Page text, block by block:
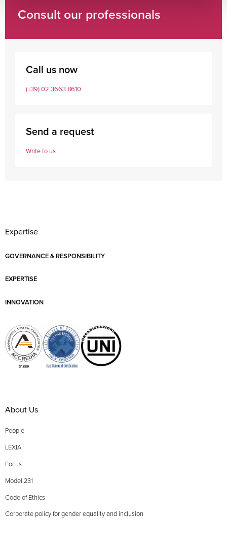
Consult our professionals
Call us now
(+39) 02 3663 8610
Send a request
Write to us
Expertise
GOVERNANCE & RESPONSIBILITY
EXPERTISE
INNOVATION
About Us
People
LEXIA
Focus
Model 231
Code of Ethics
Corporate policy for gender equality and inclusion